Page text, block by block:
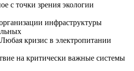
с точки зрения экологии
инфраструктуры
кризис в электропитании
на критически важные системы